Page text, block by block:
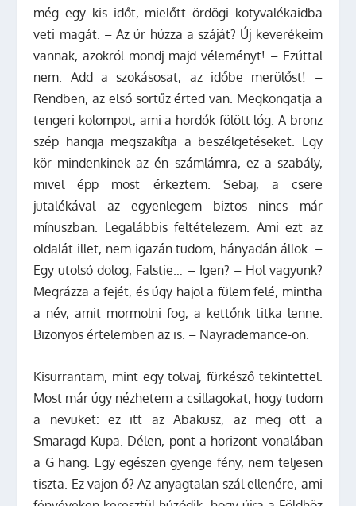
még egy kis időt, mielőtt ördögi kotyvalékaidba
veti magát. – Az úr húzza a száját? Új keverékeim
vannak, azokról mondj majd véleményt! – Ezúttal
nem. Add a szokásosat, az időbe merülőst! –
Rendben, az első sortűz érted van. Megkongatja a
tengeri kolompot, ami a hordók fölött lóg. A bronz
szép hangja megszakítja a beszélgetéseket. Egy
kör mindenkinek az én számlámra, ez a szabály,
mivel épp most érkeztem. Sebaj, a csere
jutalékával az egyenlegem biztos nincs már
mínuszban. Legalábbis feltételezem. Ami ezt az
oldalát illet, nem igazán tudom, hányadán állok. –
Egy utolsó dolog, Falstie… – Igen? – Hol vagyunk?
Megrázza a fejét, és úgy hajol a fülem felé, mintha
a név, amit mormolni fog, a kettőnk titka lenne.
Bizonyos értelemben az is. – Nayrademance-on.
Kisurrantam, mint egy tolvaj, fürkésző tekintettel.
Most már úgy nézhetem a csillagokat, hogy tudom
a nevüket: ez itt az Abakusz, az meg ott a
Smaragd Kupa. Délen, pont a horizont vonalában
a G hang. Egy egészen gyenge fény, nem teljesen
tiszta. Ez vajon ő? Az anyagtalan szál ellenére, ami